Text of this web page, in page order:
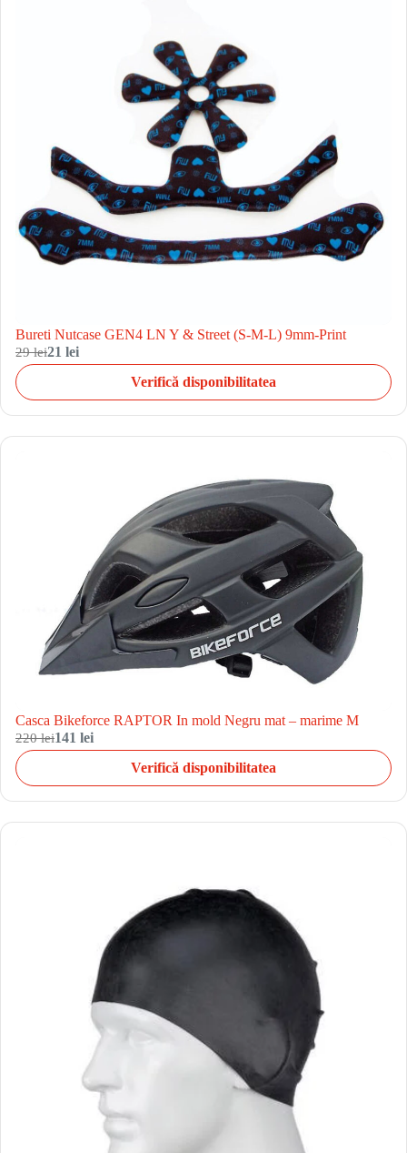
Bureti Nutcase GEN4 LN Y & Street (S-M-L) 9mm-Print
29 lei21 lei
Verifică disponibilitatea
Casca Bikeforce RAPTOR In mold Negru mat – marime M
220 lei141 lei
Verifică disponibilitatea